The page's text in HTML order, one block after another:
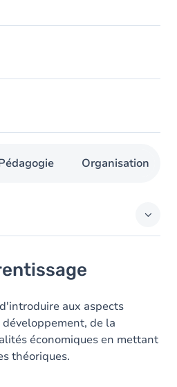
Organisation
aux aspects
de la
économiques en mettant
théoriques.